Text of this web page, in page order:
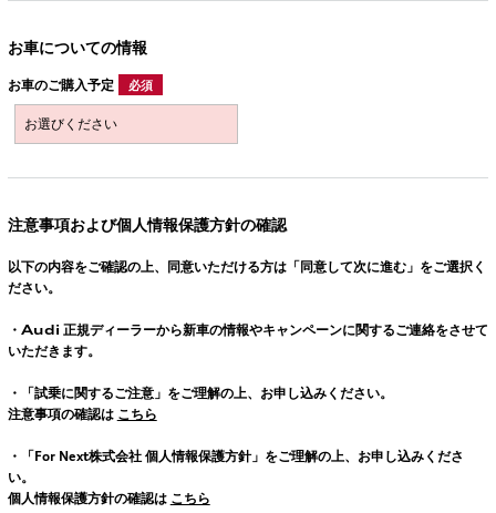
お車についての情報
お車のご購入予定 必須
注意事項および個人情報保護方針の確認
以下の内容をご確認の上、同意いただける方は「同意して次に進む」をご選択く
ださい。
・ Audi 正規ディーラーから新車の情報やキャンペーンに関するご連絡をさせて
いただきます。
・「試乗に関するご注意」をご理解の上、お申し込みください。
注意事項の確認は こちら
・「For Next株式会社 個人情報保護方針」をご理解の上、お申し込みくださ
い。
個人情報保護方針の確認は こちら